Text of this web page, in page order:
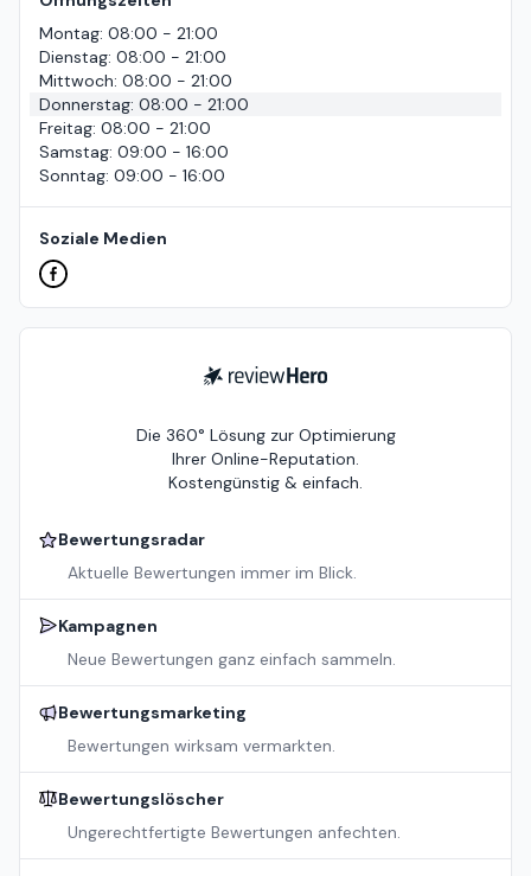
Montag: 08:00 - 21:00
Dienstag: 08:00 - 21:00
Mittwoch: 08:00 - 21:00
Donnerstag: 08:00 - 21:00
Freitag: 08:00 - 21:00
Samstag: 09:00 - 16:00
Sonntag: 09:00 - 16:00
Soziale Medien
ReviewHero
Die 360° Lösung zur Optimierung
Ihrer Online-Reputation.
Kostengünstig & einfach.
Bewertungsradar
Aktuelle Bewertungen immer im Blick.
Kampagnen
Neue Bewertungen ganz einfach sammeln.
Bewertungsmarketing
Bewertungen wirksam vermarkten.
Bewertungslöscher
Ungerechtfertigte Bewertungen anfechten.